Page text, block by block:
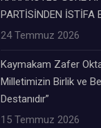
PARTİSİNDEN İSTİFA
24 Temmuz 2026
Kaymakam Zafer
Milletimizin Birlik ve
Destanıdır”
15 Temmuz 2026